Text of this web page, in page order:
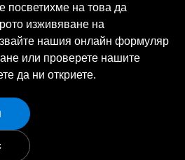
посветихме на това да
изживяване на
нашия онлайн формуляр
или проверете нашите
да ни откриете.